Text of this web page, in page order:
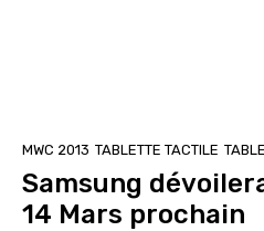
MWC 2013 TABLETTE TACTILE
Samsung
14 Mars prochain